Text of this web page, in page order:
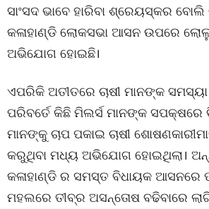
ସାଂସଦ ଭାବେ ହାରିବା ଶ୍ରେୟସ୍କର
କଳାହାଣ୍ଡି ଲୋକସଭା ଆସନ ଉପରେ
ଅଭିଯୋଗ ହୋଇଛି।
ଏପରିକି ଅତୀତରେ ଚାଷୀ ମାନଙ୍କ ସମସ୍ୟା
ପରିବର୍ତେ କିଛି ମିଲର୍ସ ମାନଙ୍କ ସପକ୍ଷରେ
ମାନଙ୍କୁ ଚାପ ପକାଇ ଚାଷୀ
କରୁଥିବା ମଧ୍ୟ ଅଭିଯୋଗ ହୋଇଥିଲା।
କଳାହାଣ୍ଡି ର ସମସ୍ତ ବିଧାୟକ ଆସନରେ
ମହଲରେ ତୀବ୍ର ଅସନ୍ତୋଷ ବଢିବାରେ